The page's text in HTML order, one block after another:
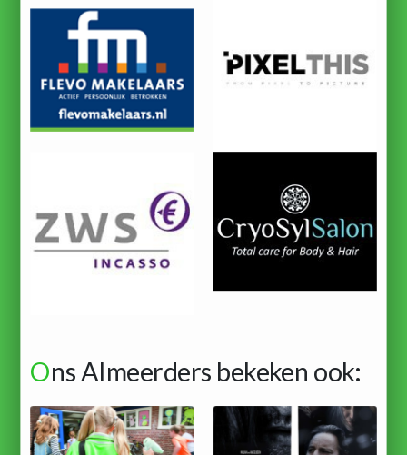
Ons Almeerders bekeken ook: